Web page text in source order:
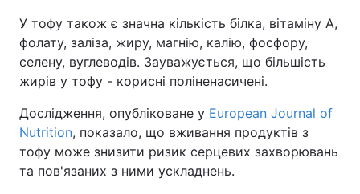
У тофу також є значна кількість білка, вітаміну А,
фолату, заліза, жиру, магнію, калію, фосфору,
селену, вуглеводів. Зауважується, що більшість
жирів у тофу - корисні поліненасичені.
Дослідження, опубліковане у European Journal of
Nutrition, показало, що вживання продуктів з
тофу може знизити ризик серцевих захворювань
та пов'язаних з ними ускладнень.